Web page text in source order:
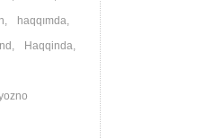
, haqqımda,
, Haqqinda,